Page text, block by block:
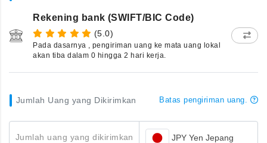
Rekening bank (SWIFT/BIC Code)
(5.0)
Pada dasarnya , pengiriman uang ke mata uang lokal
akan tiba dalam 0 hingga 2 hari kerja.
Jumlah Uang yang Dikirimkan Batas pengiriman uang.
Jumlah uang yang dikirimkan JPY Yen Jepang